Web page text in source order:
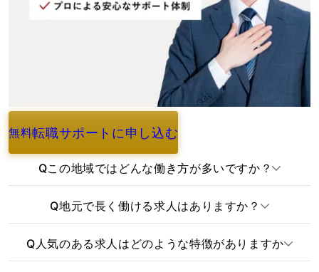
無料転職サポートに申し込む
よくあるご質問
Qこの地域ではどんな働き方が多いですか？
Q地元で長く働ける求人はありますか？
Q人気のある求人はどのような特徴がありますか